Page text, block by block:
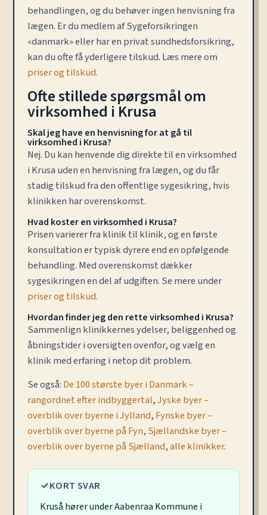
behandlingen, og du behøver ingen henvisning fra
lægen. Er du medlem af Sygeforsikringen
«danmark» eller har en privat sundhedsforsikring,
kan du ofte få yderligere tilskud. Læs mere om
priser og tilskud.
Ofte stillede spørgsmål om
virksomhed i Krusa
Skal jeg have en henvisning for at gå til
virksomhed i Krusa?
Nej. Du kan henvende dig direkte til en virksomhed
i Krusa uden en henvisning fra lægen, og du får
stadig tilskud fra den offentlige sygesikring, hvis
klinikken har overenskomst.
Hvad koster en virksomhed i Krusa?
Prisen varierer fra klinik til klinik, og en første
konsultation er typisk dyrere end en opfølgende
behandling. Med overenskomst dækker
sygesikringen en del af udgiften. Se mere under
priser og tilskud.
Hvordan finder jeg den rette virksomhed i Krusa?
Sammenlign klinikkernes ydelser, beliggenhed og
åbningstider i oversigten ovenfor, og vælg en
klinik med erfaring i netop dit problem.
Se også: De 100 største byer i Danmark –
rangordnet efter indbyggertal,Jyske byer –
overblik over byerne i Jylland, Fynske byer –
overblik over byerne på Fyn, Sjællandske byer –
overblik over byerne på Sjælland,alle klinikker.
KORT SVAR
Kruså hører under Aabenraa Kommune i